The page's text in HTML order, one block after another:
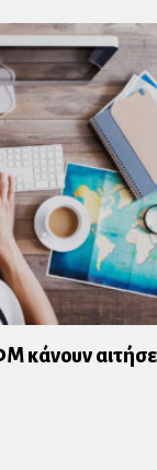
κάνουν